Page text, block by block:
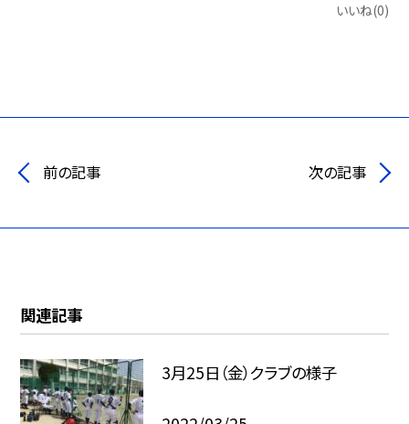
いいね(0)
前の記事 次の記事
関連記事
3月25日（金）クラブの様子